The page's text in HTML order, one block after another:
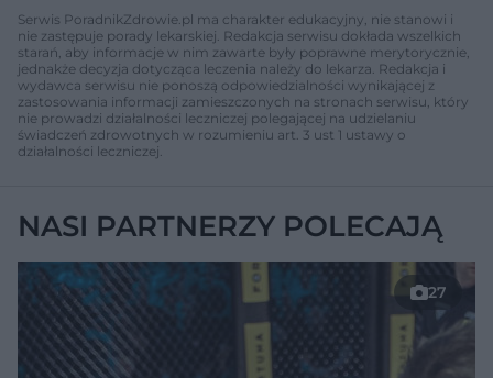
Serwis PoradnikZdrowie.pl ma charakter edukacyjny, nie stanowi i
nie zastępuje porady lekarskiej. Redakcja serwisu dokłada wszelkich
starań, aby informacje w nim zawarte były poprawne merytorycznie,
jednakże decyzja dotycząca leczenia należy do lekarza. Redakcja i
wydawca serwisu nie ponoszą odpowiedzialności wynikającej z
zastosowania informacji zamieszczonych na stronach serwisu, który
nie prowadzi działalności leczniczej polegającej na udzielaniu
świadczeń zdrowotnych w rozumieniu art. 3 ust 1 ustawy o
działalności leczniczej.
NASI PARTNERZY POLECAJĄ
27